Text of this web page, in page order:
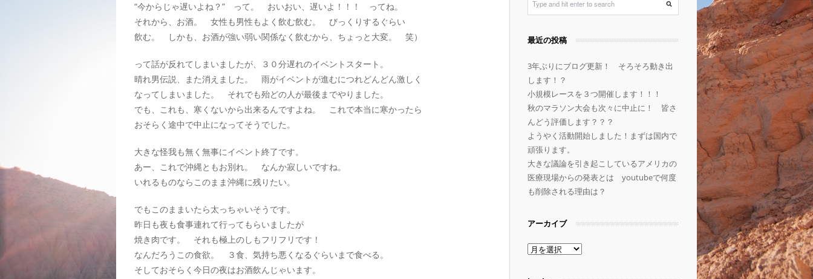
“今からじゃ遅いよね？” って。 おいおい、遅いよ！！！ ってね。
それから、お酒。 女性も男性もよく飲む飲む。 びっくりするぐらい
飲む。 しかも、お酒が強い弱い関係なく飲むから、ちょっと大変。 笑）
って話が反れてしまいましたが、３０分遅れのイベントスタート。
晴れ男伝説、また消えました。 雨がイベントが進むにつれどんどん激しく
なってしまいました。 それでも殆どの人が最後までやりました。
でも、これも、寒くないから出来るんですよね。 これで本当に寒かったら
おそらく途中で中止になってそうでした。
大きな怪我も無く無事にイベント終了です。
あー、これで沖縄ともお別れ。 なんか寂しいですね。
いれるものならこのまま沖縄に残りたい。
でもこのままいたら太っちゃいそうです。
昨日も夜も食事連れて行ってもらいましたが
焼き肉です。 それも極上のしもフリフリです！
なんだろうこの食欲。 ３食、気持ち悪くなるぐらいまで食べる。
そしておそらく今日の夜はお酒飲んじゃいます。
最近の投稿
3年ぶりにブログ更新！ そろそろ動き出
します！？
小規模レースを３つ開催します！！！
秋のマラソン大会も次々に中止に！ 皆さ
んどう評価します？？？
ようやく活動開始しました！まずは国内で
頑張ります。
大きな議論を引き起こしているアメリカの
医療現場からの発表とは youtubeで何度
も削除される理由は？
アーカイブ
ア
カ